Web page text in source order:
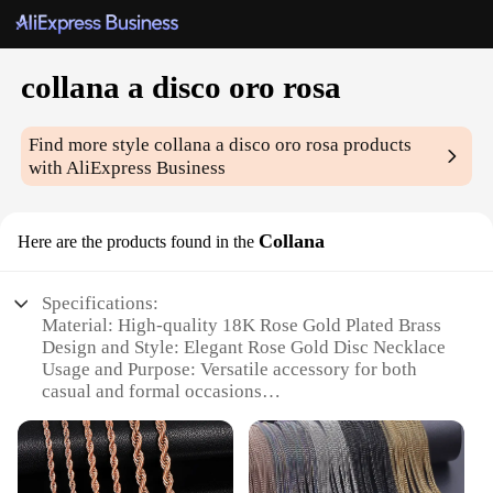
collana a disco oro rosa
Find more stylecollana a disco oro rosa products
with AliExpress Business
Here are the products found in the Collana
Specifications:
Material: High-quality 18K Rose Gold Plated Brass
Design and Style: Elegant Rose Gold Disc Necklace
Usage and Purpose: Versatile accessory for both
casual and formal occasions
Performance and Property: Durable and
hypoallergenic
Parts and Accessories: Comes with a secure lobster